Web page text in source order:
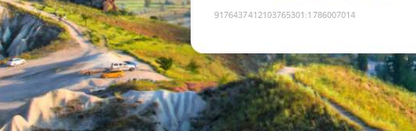
9176437412103765301 :1786007014